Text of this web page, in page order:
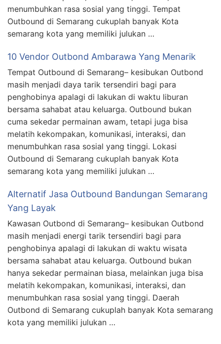
menumbuhkan rasa sosial yang tinggi. Tempat
Outbound di Semarang cukuplah banyak Kota
semarang kota yang memiliki julukan …
10 Vendor Outbond Ambarawa Yang Menarik
Tempat Outbound di Semarang– kesibukan Outbond
masih menjadi daya tarik tersendiri bagi para
penghobinya apalagi di lakukan di waktu liburan
bersama sahabat atau keluarga. Outbound bukan
cuma sekedar permainan awam, tetapi juga bisa
melatih kekompakan, komunikasi, interaksi, dan
menumbuhkan rasa sosial yang tinggi. Lokasi
Outbound di Semarang cukuplah banyak Kota
semarang kota yang memiliki julukan …
Alternatif Jasa Outbound Bandungan Semarang
Yang Layak
Kawasan Outbond di Semarang– kesibukan Outbond
masih menjadi energi tarik tersendiri bagi para
penghobinya apalagi di lakukan di waktu wisata
bersama sahabat atau keluarga. Outbound bukan
hanya sekedar permainan biasa, melainkan juga bisa
melatih kekompakan, komunikasi, interaksi, dan
menumbuhkan rasa sosial yang tinggi. Daerah
Outbond di Semarang cukuplah banyak Kota semarang
kota yang memiliki julukan …